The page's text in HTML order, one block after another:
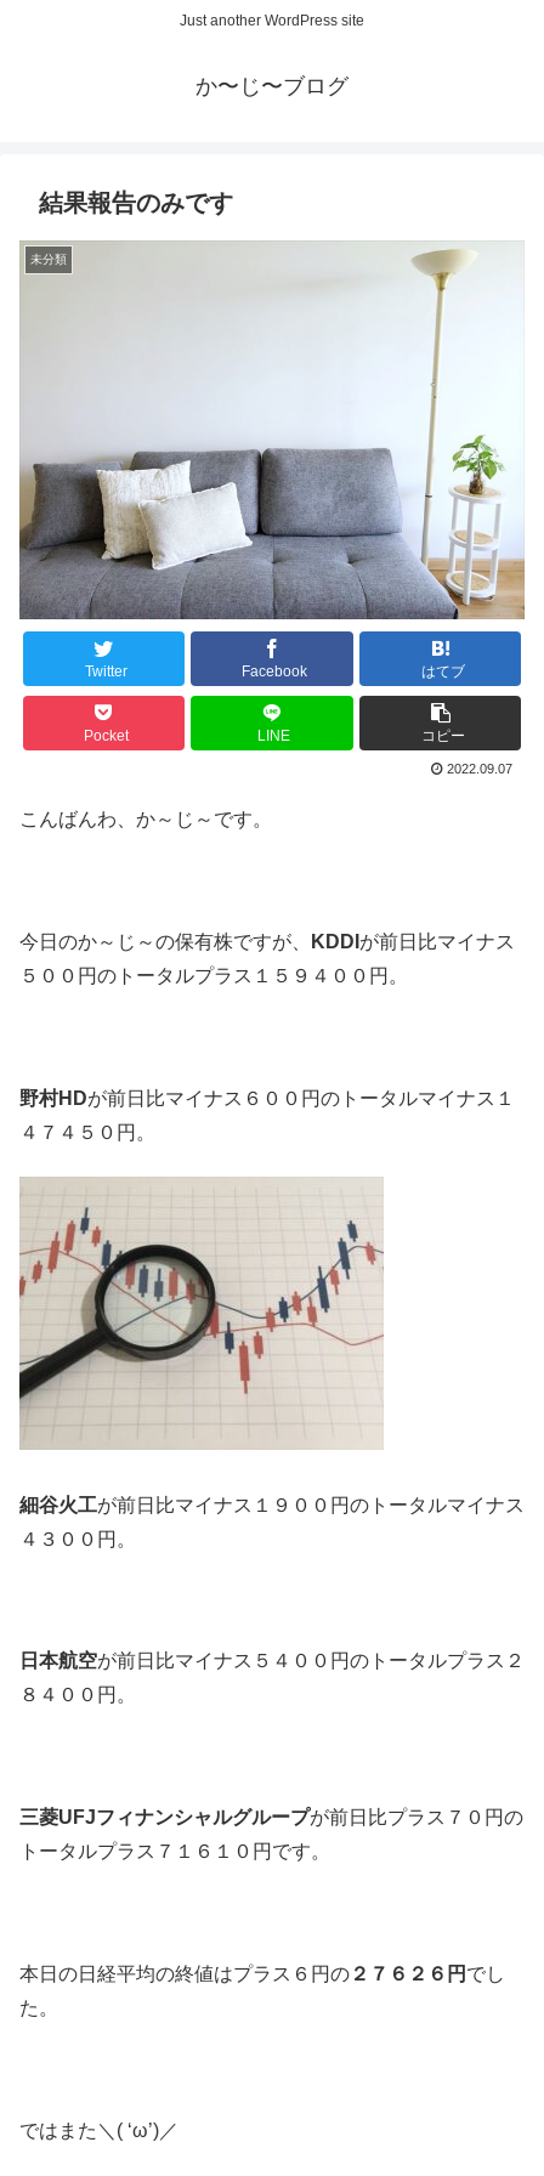
Just another WordPress site
か〜じ〜ブログ
結果報告のみです
未分類
Twitter Facebook はてブ
Pocket LINE コピー
2022.09.07
こんばんわ、か～じ～です。
今日のか～じ～の保有株ですが、 KDDI が前日比マイナス
５００円のトータルプラス１５９４００円。
野村HDが前日比マイナス６００円のトータルマイナス１
４７４５０円。
細谷火工が前日比マイナス１９００円のトータルマイナス
４３００円。
日本航空が前日比マイナス５４００円のトータルプラス２
８４００円。
三菱UFJフィナンシャルグループが前日比プラス７０円の
トータルプラス７１６１０円です。
本日の日経平均の終値はプラス６円の ２７６２６円 でし
た。
ではまた＼( ‘ω’)／